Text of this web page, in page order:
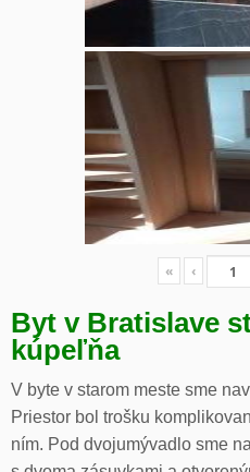
« ‹
Byt v Bratislave
kúpeľňa
V byte v starom meste sme
Priestor bol trošku
ním. Pod dvojumývadlo sme